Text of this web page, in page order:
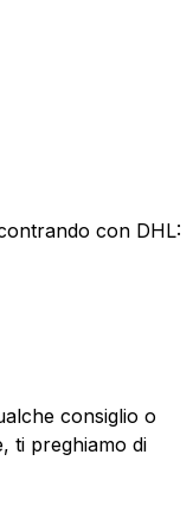
con DHL:
consiglio o
ti preghiamo di